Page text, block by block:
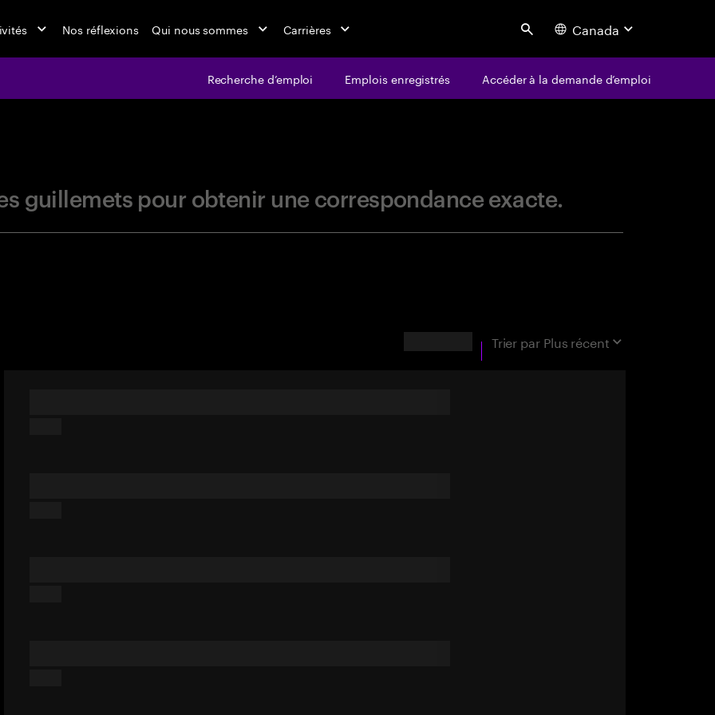
Nos réflexions Qui nous sommes Carrières Search Canada
Recherche d’emploi Emplois enregistrés Accéder à la demande d’emploi
guillemets pour obtenir une correspondance exacte.
Trier par Plus récent